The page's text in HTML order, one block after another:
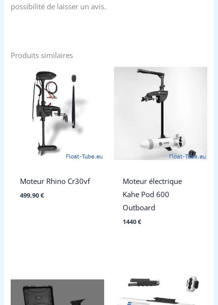
possibilité de laisser un avis.
Produits similaires
Moteur Rhino Cr30vf
499,90€
Moteur électrique
Kahe Pod 600
Outboard
1440€